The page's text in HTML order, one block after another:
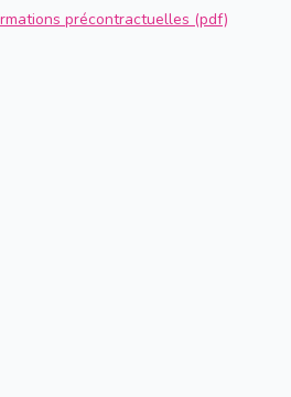
précontractuelles (pdf)